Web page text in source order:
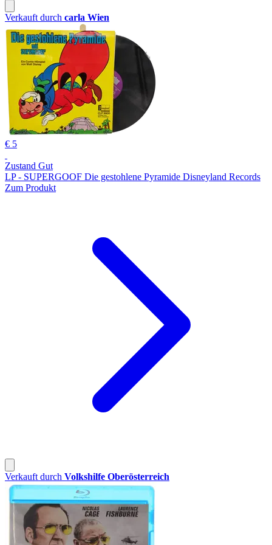
Verkauft durch carla Wien
€ 5
Zustand Gut
LP - SUPERGOOF Die gestohlene Pyramide Disneyland Records
Zum Produkt
Verkauft durch Volkshilfe Oberösterreich